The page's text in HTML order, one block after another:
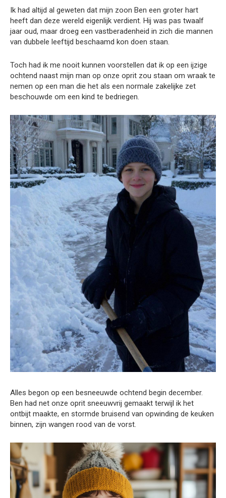
Ik had altijd al geweten dat mijn zoon Ben een groter hart
heeft dan deze wereld eigenlijk verdient. Hij was pas twaalf
jaar oud, maar droeg een vastberadenheid in zich die mannen
van dubbele leeftijd beschaamd kon doen staan.
Toch had ik me nooit kunnen voorstellen dat ik op een ijzige
ochtend naast mijn man op onze oprit zou staan om wraak te
nemen op een man die het als een normale zakelijke zet
beschouwde om een kind te bedriegen.
Alles begon op een besneeuwde ochtend begin december.
Ben had net onze oprit sneeuwvrij gemaakt terwijl ik het
ontbijt maakte, en stormde bruisend van opwinding de keuken
binnen, zijn wangen rood van de vorst.